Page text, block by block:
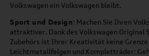
Volkswagen ein Volkswagen bleibt.
Sport und Design: Machen Sie Ihren
attraktiver. Dank des Volkswagen Original
Zubehörs ist Ihrer Kreativität keine
Leichtmetallfelgen und Kompletträder: